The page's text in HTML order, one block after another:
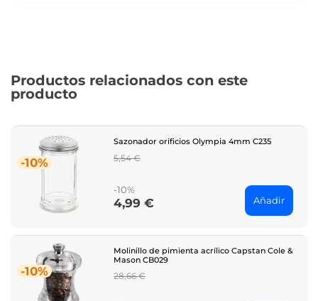
Productos relacionados con este
producto
-10%
Sazonador orificios Olympia 4mm C235
Regular
5,54 €
-10%
Price
4,99 € Añadir
-10%
Molinillo de pimienta acrílico Capstan Cole &
Mason CB029
Regular
28,66 €